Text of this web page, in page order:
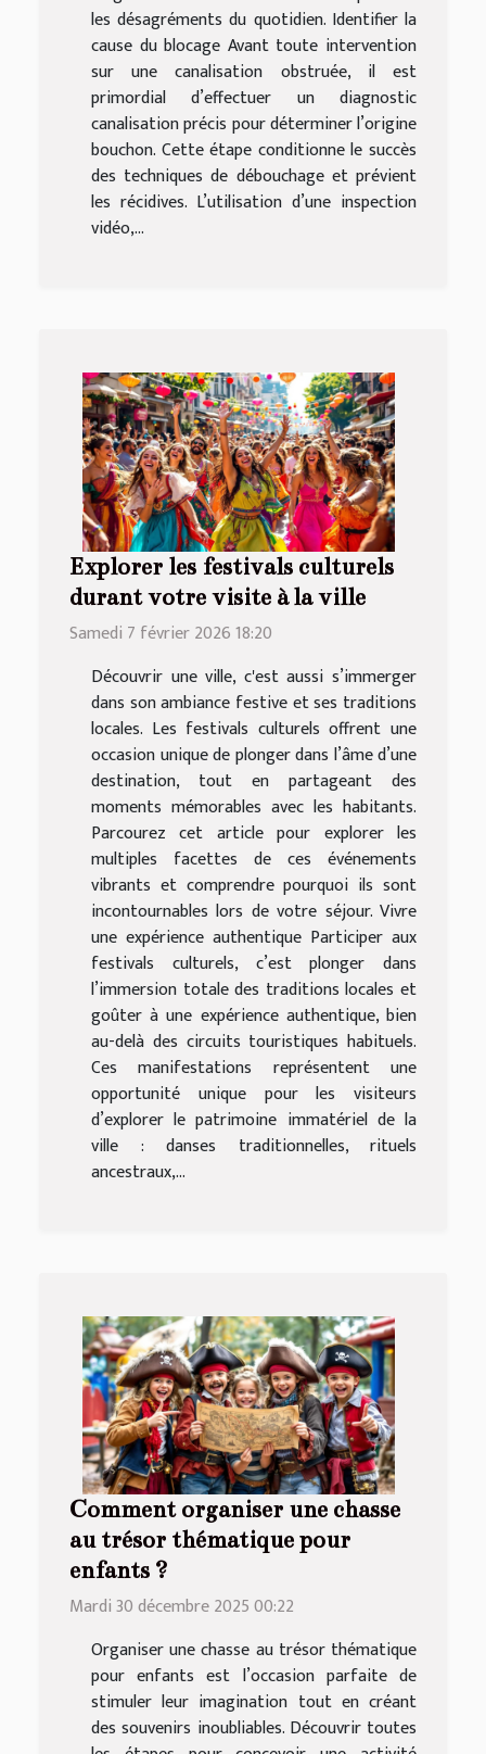
les désagréments du quotidien. Identifier la
cause du blocage Avant toute intervention
sur une canalisation obstruée, il est
primordial d’effectuer un diagnostic
canalisation précis pour déterminer l’origine
bouchon. Cette étape conditionne le succès
des techniques de débouchage et prévient
les récidives. L’utilisation d’une inspection
vidéo,...
Explorer les festivals culturels
durant votre visite à la ville
Samedi 7 février 2026 18:20
Découvrir une ville, c'est aussi s’immerger
dans son ambiance festive et ses traditions
locales. Les festivals culturels offrent une
occasion unique de plonger dans l’âme d’une
destination, tout en partageant des
moments mémorables avec les habitants.
Parcourez cet article pour explorer les
multiples facettes de ces événements
vibrants et comprendre pourquoi ils sont
incontournables lors de votre séjour. Vivre
une expérience authentique Participer aux
festivals culturels, c’est plonger dans
l’immersion totale des traditions locales et
goûter à une expérience authentique, bien
au-delà des circuits touristiques habituels.
Ces manifestations représentent une
opportunité unique pour les visiteurs
d’explorer le patrimoine immatériel de la
ville : danses traditionnelles, rituels
ancestraux,...
Comment organiser une chasse
au trésor thématique pour
enfants ?
Mardi 30 décembre 2025 00:22
Organiser une chasse au trésor thématique
pour enfants est l’occasion parfaite de
stimuler leur imagination tout en créant
des souvenirs inoubliables. Découvrir toutes